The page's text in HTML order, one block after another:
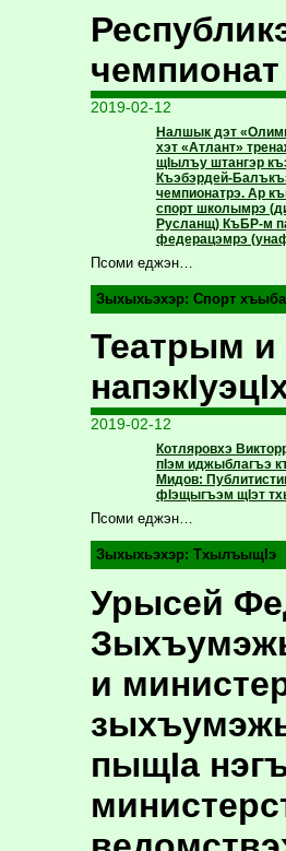
чемпионат
2019-02-12
Налшык дэт
хэт «Атлант»
щIылъу штангэр
Къэбэрдей-
чемпионатрэ. Ар
спорт школымрэ
Русланщ) КъБР-м
федерацэмрэ
Псоми еджэн…
Зыхыхьэхэр: Спорт
Театрым и
2019-02-12
Котляровхэ
пIэм иджыблагъэ
Мидов:
фIэщыгъэм щIэт
Псоми еджэн…
Зыхыхьэхэр: ТхылъыщIэ
Урысей
и
пыщIа